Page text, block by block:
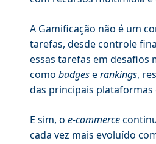
A Gamificação não é um
tarefas, desde controle
essas tarefas em desafios
como badgeserankings,
das principais plataformas
E sim, o e-commerce
cada vez mais evoluído